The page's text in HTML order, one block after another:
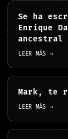
Se ha
Enrique
ancestral
LEER MÁS →
Mark, te
LEER MÁS →